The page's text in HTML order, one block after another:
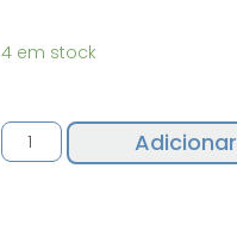
4 em stock
Quantidade
de
Adicionar